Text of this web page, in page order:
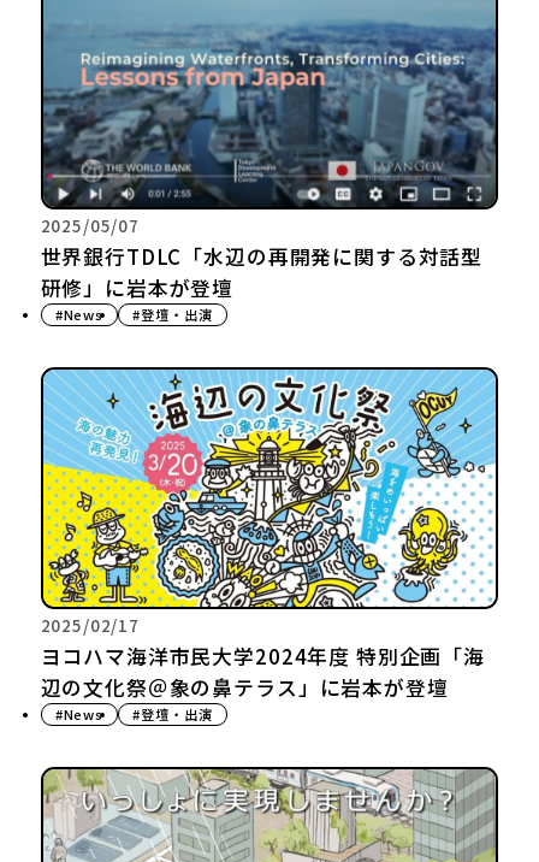
2025/05/07
世界銀行TDLC「水辺の再開発に関する対話型
研修」に岩本が登壇
#News #登壇・出演
2025/02/17
ヨコハマ海洋市民大学2024年度 特別企画「海
辺の文化祭＠象の鼻テラス」に岩本が登壇
#News #登壇・出演